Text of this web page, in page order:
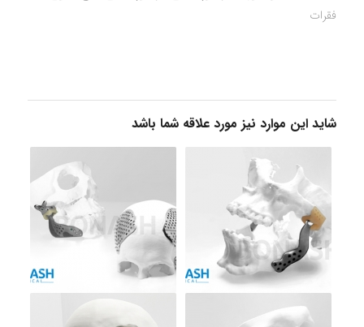
فقرات
شاید این موارد نیز مورد علاقه شما باشد